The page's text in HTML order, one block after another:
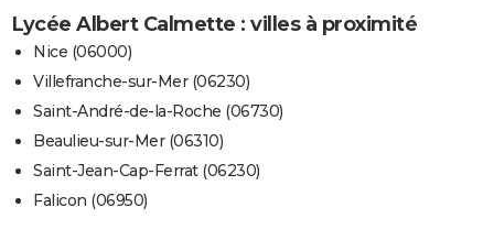
Lycée Albert Calmette : villes à proximité
Nice (06000)
Villefranche-sur-Mer (06230)
Saint-André-de-la-Roche (06730)
Beaulieu-sur-Mer (06310)
Saint-Jean-Cap-Ferrat (06230)
Falicon (06950)